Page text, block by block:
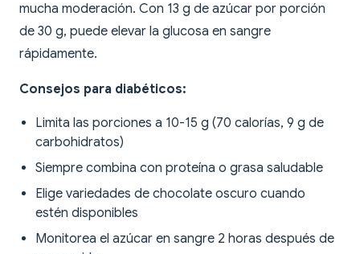
mucha moderación. Con 13 g de azúcar por porción
de 30 g, puede elevar la glucosa en sangre
rápidamente.
Consejos para diabéticos:
Limita las porciones a 10-15 g (70 calorías, 9 g de
carbohidratos)
Siempre combina con proteína o grasa saludable
Elige variedades de chocolate oscuro cuando
estén disponibles
Monitorea el azúcar en sangre 2 horas después de